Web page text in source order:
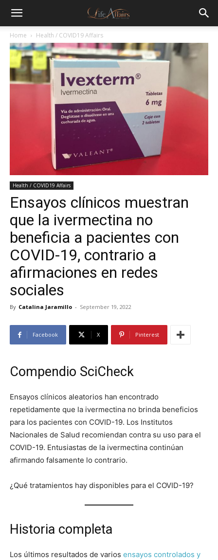
Home Health / COVID19 Affairs
Health / COVID19 Affairs
Ensayos clínicos muestran
que la ivermectina no
beneficia a pacientes con
COVID-19, contrario a
afirmaciones en redes
sociales
By Catalina Jaramillo - September 19, 2022
Facebook X Pinterest
Compendio SciCheck
Ensayos clínicos aleatorios han encontrado
repetidamente que la ivermectina no brinda beneficios
para los pacientes con COVID-19. Los Institutos
Nacionales de Salud recomiendan contra su uso para el
COVID-19. Entusiastas de la ivermectina continúan
afirmando falsamente lo contrario.
¿Qué tratamientos hay disponibles para el COVID-19?
Historia completa
Los últimos resultados de varios ensayos controlados y